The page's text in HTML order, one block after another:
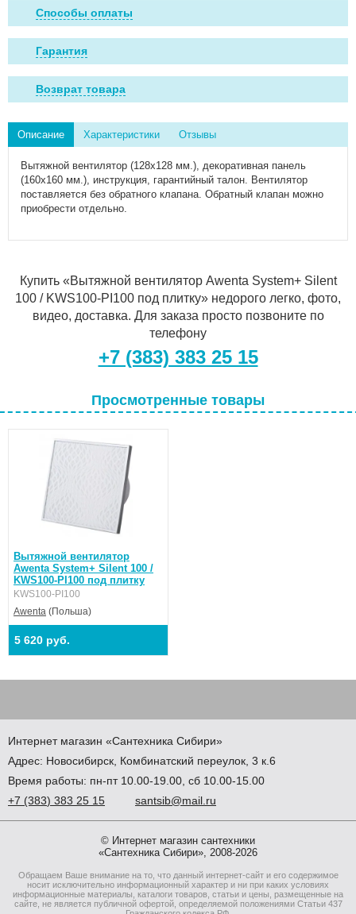
Способы оплаты
Гарантия
Возврат товара
Описание Характеристики Отзывы
Вытяжной вентилятор (128х128 мм.), декоративная панель
(160x160 мм.), инструкция, гарантийный талон. Вентилятор
поставляется без обратного клапана. Обратный клапан можно
приобрести отдельно.
Купить «Вытяжной вентилятор Awenta System+ Silent
100 / KWS100-PI100 под плитку» недорого легко, фото,
видео, доставка. Для заказа просто позвоните по
телефону
+7 (383) 383 25 15
Просмотренные товары
Вытяжной вентилятор
Awenta System+ Silent 100 /
KWS100-PI100 под плитку
KWS100-PI100
Awenta (Польша)
5 620 руб.
Интернет магазин «Сантехника Сибири»
Адрес: Новосибирск Комбинатский переулок, 3 к.6
Время работы: пн-пт 10.00-19.00, сб 10.00-15.00
+7 (383) 383 25 15 santsib@mail.ru
© Интернет магазин сантехники
«Сантехника Сибири», 2008-2026
Обращаем Ваше внимание на то, что данный интернет-сайт и его содержимое
носит исключительно информационный характер и ни при каких условиях
информационные материалы, каталоги товаров, статьи и цены, размещенные на
сайте, не является публичной офертой, определяемой положениями Статьи 437